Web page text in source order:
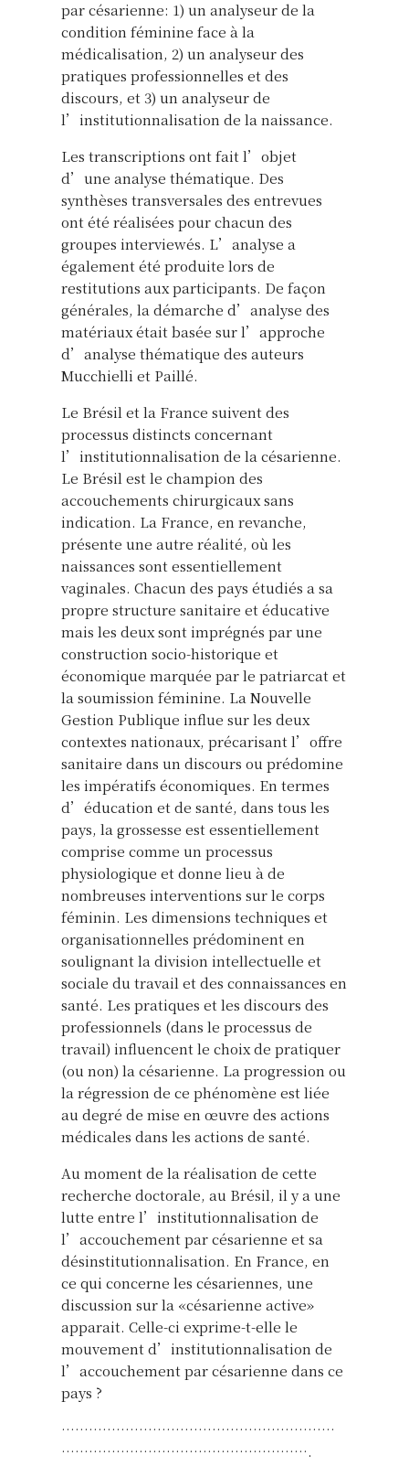
par césarienne: 1) un analyseur de la
condition féminine face à la
médicalisation, 2) un analyseur des
pratiques professionnelles et des
discours, et 3) un analyseur de
l’institutionnalisation de la naissance.
Les transcriptions ont fait l’objet
d’une analyse thématique. Des
synthèses transversales des entrevues
ont été réalisées pour chacun des
groupes interviewés. L’analyse a
également été produite lors de
restitutions aux participants. De façon
générales, la démarche d’analyse des
matériaux était basée sur l’approche
d’analyse thématique des auteurs
Mucchielli et Paillé.
Le Brésil et la France suivent des
processus distincts concernant
l’institutionnalisation de la césarienne.
Le Brésil est le champion des
accouchements chirurgicaux sans
indication. La France, en revanche,
présente une autre réalité, où les
naissances sont essentiellement
vaginales. Chacun des pays étudiés a sa
propre structure sanitaire et éducative
mais les deux sont imprégnés par une
construction socio-historique et
économique marquée par le patriarcat et
la soumission féminine. La Nouvelle
Gestion Publique influe sur les deux
contextes nationaux, précarisant l’offre
sanitaire dans un discours ou prédomine
les impératifs économiques. En termes
d’éducation et de santé, dans tous les
pays, la grossesse est essentiellement
comprise comme un processus
physiologique et donne lieu à de
nombreuses interventions sur le corps
féminin. Les dimensions techniques et
organisationnelles prédominent en
soulignant la division intellectuelle et
sociale du travail et des connaissances en
santé. Les pratiques et les discours des
professionnels (dans le processus de
travail) influencent le choix de pratiquer
(ou non) la césarienne. La progression ou
la régression de ce phénomène est liée
au degré de mise en œuvre des actions
médicales dans les actions de santé.
Au moment de la réalisation de cette
recherche doctorale, au Brésil, il y a une
lutte entre l’institutionnalisation de
l’accouchement par césarienne et sa
désinstitutionnalisation. En France, en
ce qui concerne les césariennes, une
discussion sur la «césarienne active»
apparait. Celle-ci exprime-t-elle le
mouvement d’institutionnalisation de
l’accouchement par césarienne dans ce
pays ?
……………………………………………………
……………………………………………….